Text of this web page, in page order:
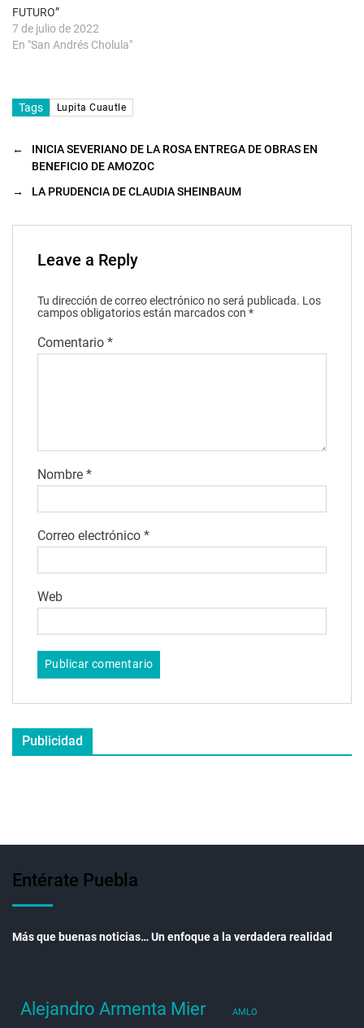
FUTURO”
7 de julio de 2022
En "San Andrés Cholula"
Tags Lupita Cuautle
←
INICIA SEVERIANO DE LA ROSA ENTREGA DE OBRAS EN
BENEFICIO DE AMOZOC
→
LA PRUDENCIA DE CLAUDIA SHEINBAUM
Leave a Reply
Tu dirección de correo electrónico no será publicada. Los
campos obligatorios están marcados con *
Comentario *
Nombre *
Correo electrónico *
Web
Publicidad
Entérate Puebla
Más que buenas noticias… Un enfoque a la verdadera realidad
Alejandro Armenta Mier AMLO